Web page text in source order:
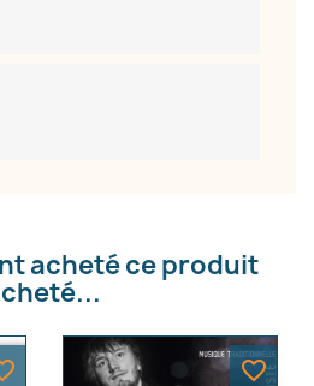
acheté ce produit
favorite_border
Créer une liste d'envies